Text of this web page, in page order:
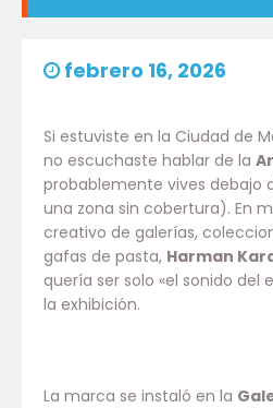
febrero 16, 2026
Si estuviste en la Ciudad de
no escuchaste hablar de la
probablemente vives debajo
una zona sin cobertura). En
creativo de galerías,
gafas de pasta, Harman
quería ser solo «el sonido del
la exhibición.
La marca se instaló en la